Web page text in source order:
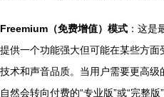
Freemium（免费增值）模式 ：这是
提供一个功能强大但可能在某些方
技术和声音品质。当用户需要更高级
自然会转向付费的“专业版”或“完整